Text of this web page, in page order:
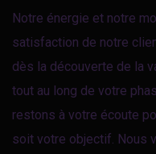
Notre énergie et notre
satisfaction de notre
dès la découverte de la
tout au long de votre
restons à votre écoute
soit votre objectif. Nous